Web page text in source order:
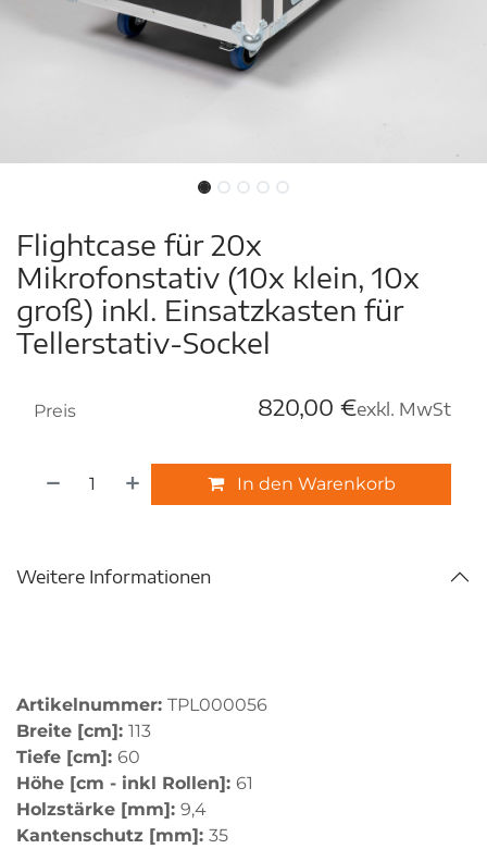
Flightcase für 20x
Mikrofonstativ (10x klein, 10x
groß) inkl. Einsatzkasten für
Tellerstativ-Sockel
In den Warenkorb
Preis 820,00 €exkl. MwSt
Weitere Informationen
Artikelnummer: TPL000056
Breite [cm]: 113
Tiefe [cm]: 60
Höhe [cm - inkl Rollen]: 61
Holzstärke [mm]: 9,4
Kantenschutz [mm]: 35